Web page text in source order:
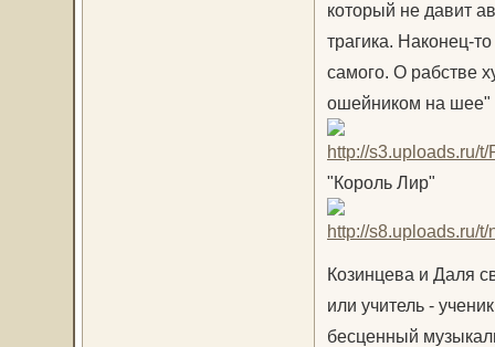
который не давит
трагика. Наконец-
самого. О рабстве
ошейником на шее"
"Король Лир"
Козинцева и Даля
или учитель -
бесценный